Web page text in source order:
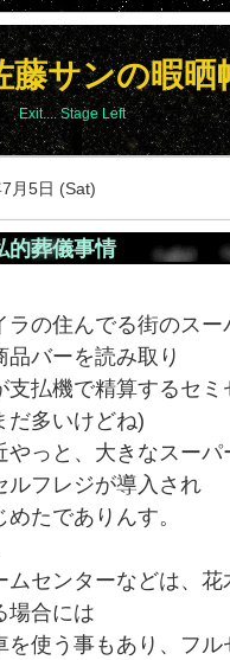
サンの暇晒
Stage Left
月5日 (Sat)
葬儀事情
ラの住んでる街のス
品バーを読み取り
支払機で精算するセ
だ多いけどね)
やっと、大きなスー
ルフレジが導入され
めたでありんす。
ムセンターなどは、
場合には
を使う事もあり、フ